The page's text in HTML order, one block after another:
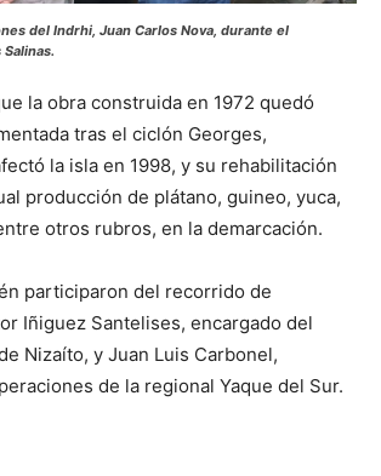
del Indrhi, Juan Carlos Nova, durante el
la obra construida en 1972 quedó
tras el ciclón Georges,
la isla en 1998, y su rehabilitación
producción de plátano, guineo, yuca,
otros rubros, en la demarcación.
participaron del recorrido de
Iñiguez Santelises, encargado del
Nizaíto, y Juan Luis Carbonel,
de la regional Yaque del Sur.